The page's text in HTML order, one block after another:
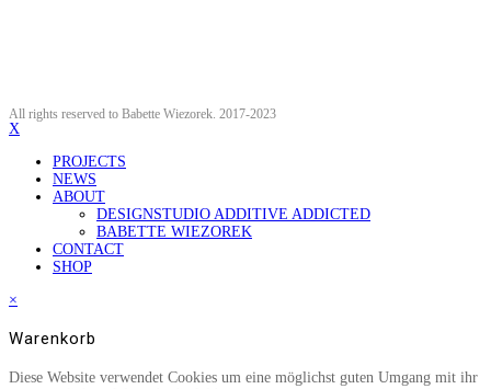
All rights reserved to Babette Wiezorek. 2017-2023
X
PROJECTS
NEWS
ABOUT
DESIGNSTUDIO ADDITIVE ADDICTED
BABETTE WIEZOREK
CONTACT
SHOP
×
Warenkorb
Diese Website verwendet Cookies um eine möglichst guten Umgang mit ihr